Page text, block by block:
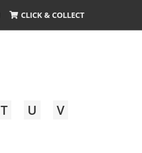
CLICK & COLLECT
T U
V